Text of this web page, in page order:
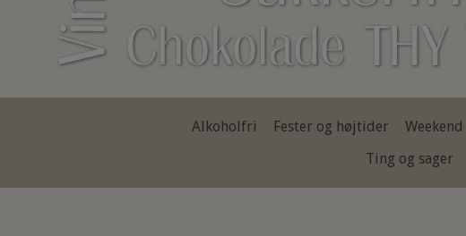
Alkoholfri Fester og højtider
Ting og sager